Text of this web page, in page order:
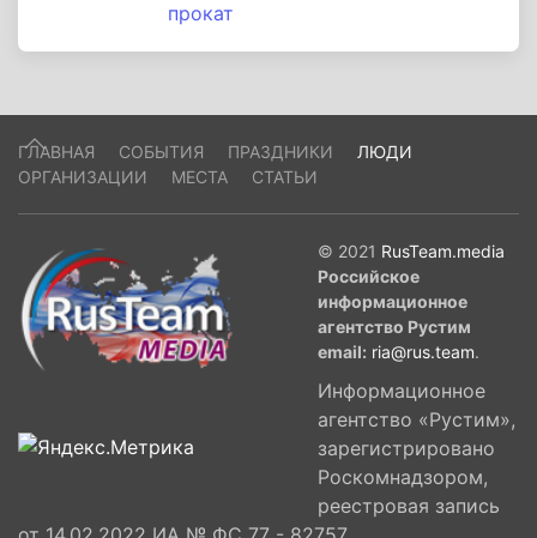
прокат
ГЛАВНАЯ СОБЫТИЯ ПРАЗДНИКИ
ЛЮДИ
ОРГАНИЗАЦИИ
МЕСТА СТАТЬИ
© 2021 RusTeam.media
Российское
информационное
агентство Рустим
email: ria@rus.team.
Информационное
агентство «Рустим»,
зарегистрировано
Роскомнадзором,
реестровая запись